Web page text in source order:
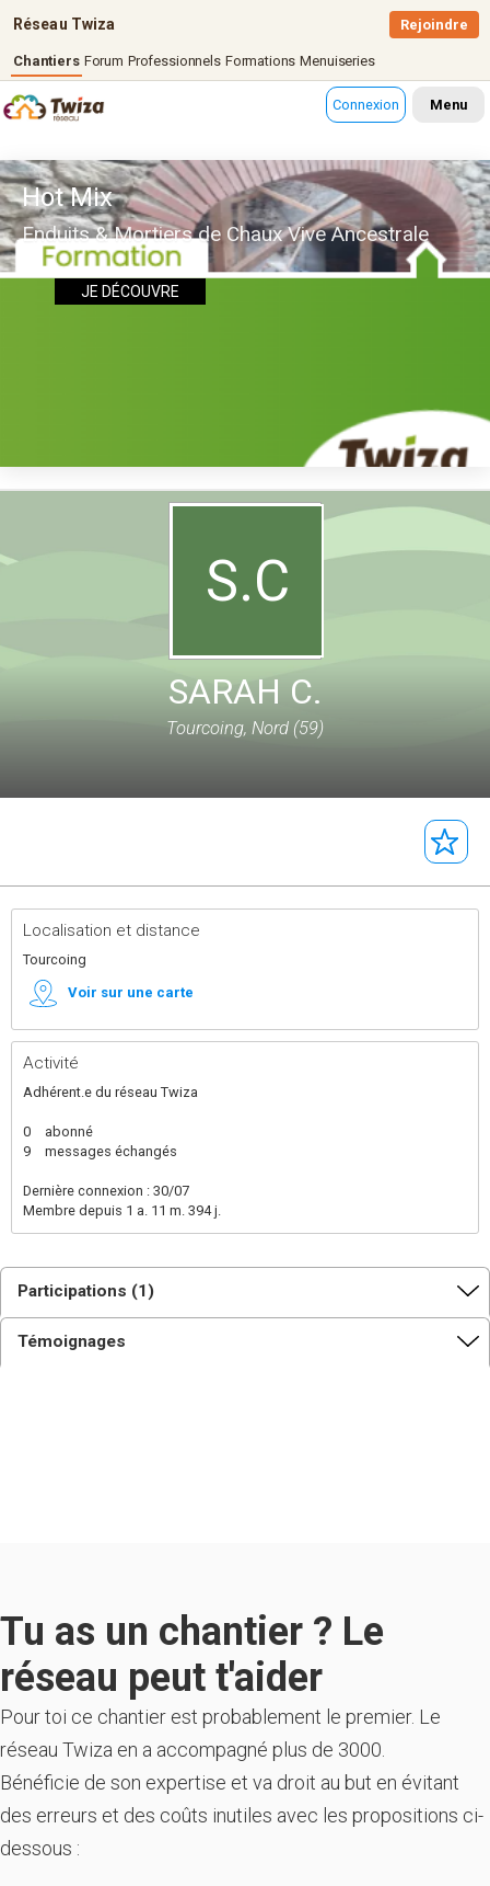
Réseau Twiza
Chantiers Forum Professionnels Formations Menuiseries
Rejoindre
Connexion Menu
Hot Mix
Enduits & Mortiers de Chaux Vive Ancestrale
JE DÉCOUVRE
S.C
SARAH C.
Tourcoing, Nord (59)
Localisation et distance
Tourcoing
Voir sur une carte
Activité
Adhérent.e du réseau Twiza
0
abonné
9
messages échangés
Dernière connexion : 30/07
Membre depuis 1 a. 11 m. 394 j.
Participations (1)
Témoignages
Tu as un chantier ? Le
réseau peut t'aider
Pour toi ce chantier est probablement le premier. Le
réseau Twiza en a accompagné plus de 3000.
Bénéficie de son expertise et va droit au but en évitant
des erreurs et des coûts inutiles avec les propositions ci-
dessous :